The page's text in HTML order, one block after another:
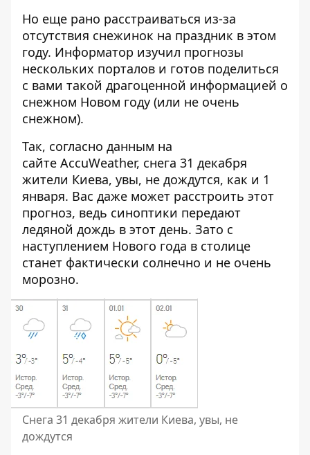
Но еще рано расстраиваться из-за
отсутствия снежинок на праздник в этом
году. Информатор изучил прогнозы
нескольких порталов и готов поделиться
с вами такой драгоценной информацией о
снежном Новом году (или не очень
снежном).
Так, согласно данным на
сайте AccuWeather, снега 31 декабря
жители Киева, увы, не дождутся, как и 1
января. Вас даже может расстроить этот
прогноз, ведь синоптики передают
ледяной дождь в этот день. Зато с
наступлением Нового года в столице
станет фактически солнечно и не очень
морозно.
Снега 31 декабря жители Киева, увы, не
дождутся